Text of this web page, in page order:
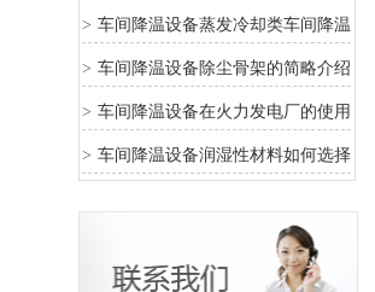
> 车间降温设备蒸发冷却类车间降温
设备优点
> 车间降温设备除尘骨架的简略介绍
> 车间降温设备在火力发电厂的使用
> 车间降温设备润湿性材料如何选择